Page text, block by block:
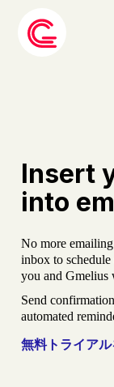
Insert
into
No more
inbox to
you and Gmelius
Send
automated
無料トライア